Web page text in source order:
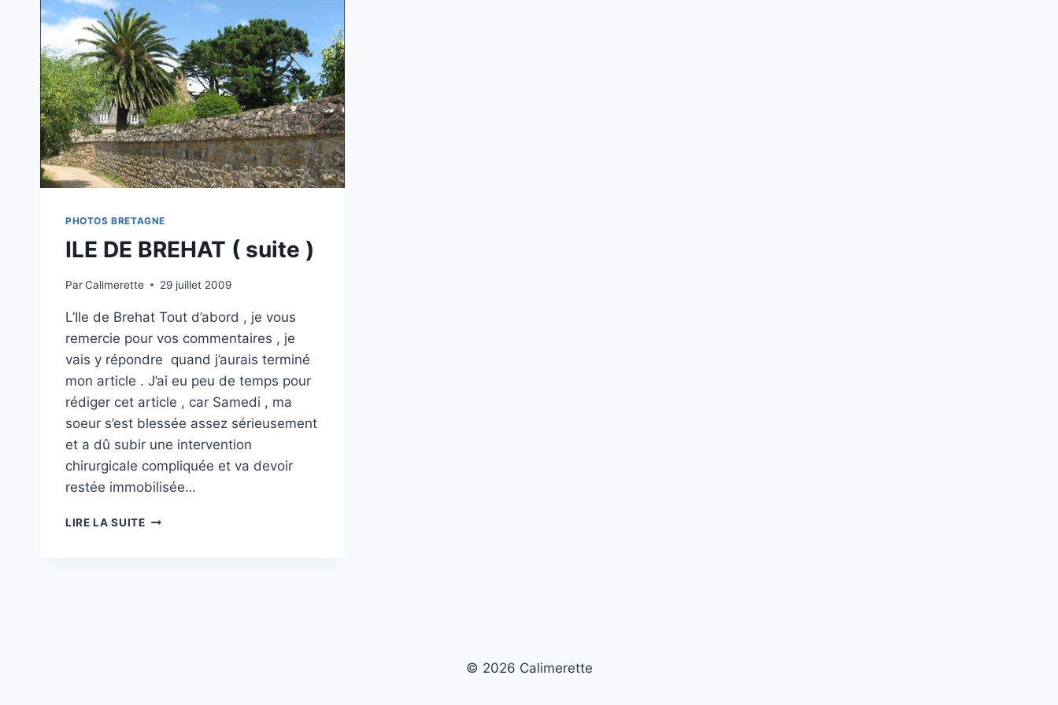
PHOTOS BRETAGNE
ILE DE BREHAT ( suite )
ParCalimerette 29 juillet 2009
L’Ile de Brehat Tout d’abord , je vous
remercie pour vos commentaires , je
vais y répondre quand j’aurais terminé
mon article . J’ai eu peu de temps pour
rédiger cet article , car Samedi , ma
soeur s’est blessée assez sérieusement
et a dû subir une intervention
chirurgicale compliquée et va devoir
restée immobilisée…
LIRE LA SUITEILE
© 2026 Calimerette